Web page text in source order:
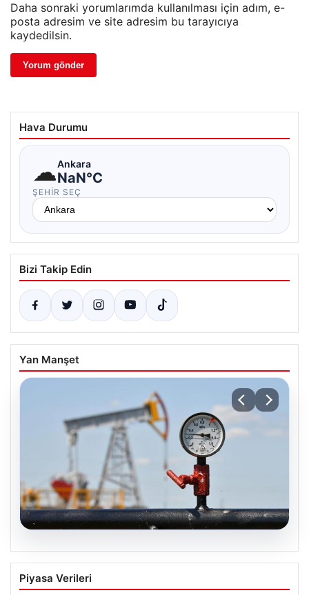
Daha sonraki yorumlarımda kullanılması için adım, e-
posta adresim ve site adresim bu tarayıcıya
kaydedilsin.
Hava Durumu
☁Ankara
NaN°C
ŞEHIR SEÇ
Bizi Takip Edin
Yan Manşet
Petrol fiyatları 25 Mayıs: Petrol fiyatları
düştü mü, ne kadar oldu? Brent petrol
Piyasa Verileri